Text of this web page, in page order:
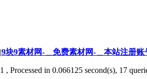
|9块9素材网-＿免费素材网-＿本站注册账
, Processed in 0.066125 second(s), 17